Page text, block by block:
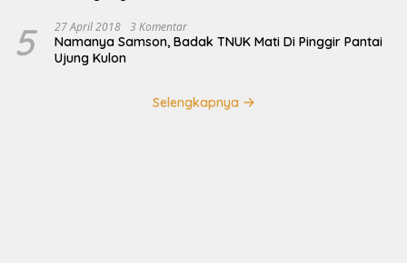
5 27 April 2018 3 Komentar
Namanya Samson, Badak TNUK Mati Di Pinggir Pantai
Ujung Kulon
Selengkapnya